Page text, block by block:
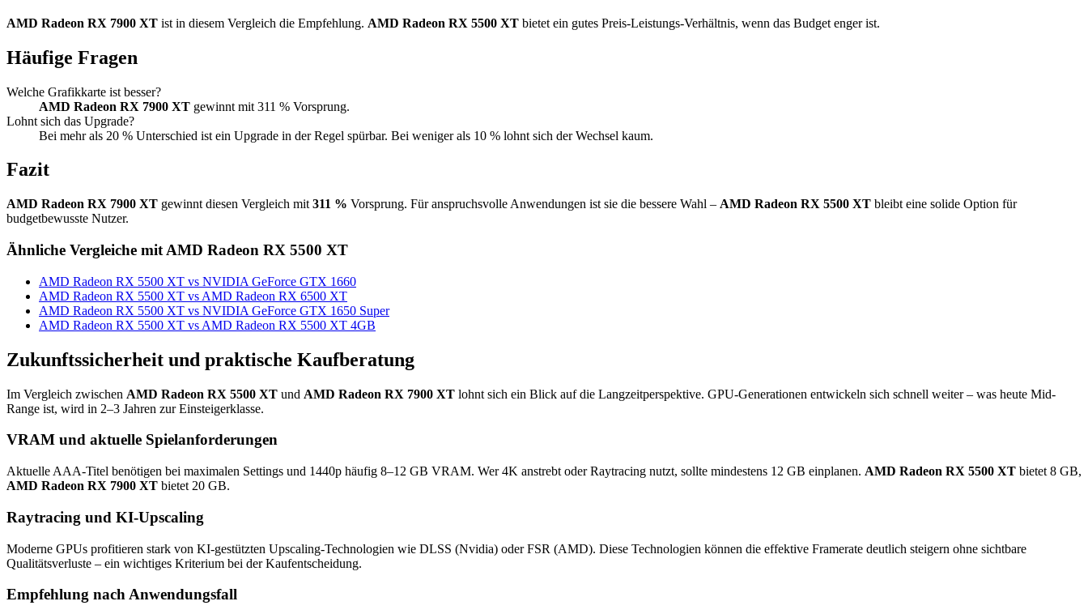
AMD Radeon RX 7900 XT ist in diesem Vergleich die Empfehlung. AMD Radeon RX 5500 XT bietet ein gutes Preis-Leistungs-Verhältnis, wenn das Budget enger ist.
Häufige Fragen
Welche Grafikkarte ist besser?
AMD Radeon RX 7900 XT gewinnt mit 311 % Vorsprung.
Lohnt sich das Upgrade?
Bei mehr als 20 % Unterschied ist ein Upgrade in der Regel spürbar. Bei weniger als 10 % lohnt sich der Wechsel kaum.
Fazit
AMD Radeon RX 7900 XT gewinnt diesen Vergleich mit 311 % Vorsprung. Für anspruchsvolle Anwendungen ist sie die bessere Wahl – AMD Radeon RX 5500 XT bleibt eine solide Option für
budgetbewusste Nutzer.
Ähnliche Vergleiche mit AMD Radeon RX 5500 XT
AMD Radeon RX 5500 XT vs NVIDIA GeForce GTX 1660
AMD Radeon RX 5500 XT vs AMD Radeon RX 6500 XT
AMD Radeon RX 5500 XT vs NVIDIA GeForce GTX 1650 Super
AMD Radeon RX 5500 XT vs AMD Radeon RX 5500 XT 4GB
Zukunftssicherheit und praktische Kaufberatung
Im Vergleich zwischen AMD Radeon RX 5500 XT und AMD Radeon RX 7900 XT lohnt sich ein Blick auf die Langzeitperspektive. GPU-Generationen entwickeln sich schnell weiter – was heute Mid-
Range ist, wird in 2–3 Jahren zur Einsteigerklasse.
VRAM und aktuelle Spielanforderungen
Aktuelle AAA-Titel benötigen bei maximalen Settings und 1440p häufig 8–12 GB VRAM. Wer 4K anstrebt oder Raytracing nutzt, sollte mindestens 12 GB einplanen. AMD Radeon RX 5500 XT bietet 8 GB,
AMD Radeon RX 7900 XT bietet 20 GB.
Raytracing und KI-Upscaling
Moderne GPUs profitieren stark von KI-gestützten Upscaling-Technologien wie DLSS (Nvidia) oder FSR (AMD). Diese Technologien können die effektive Framerate deutlich steigern ohne sichtbare
Qualitätsverluste – ein wichtiges Kriterium bei der Kaufentscheidung.
Empfehlung nach Anwendungsfall